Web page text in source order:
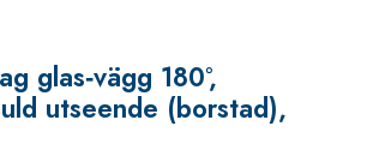
glas‑vägg 180°,
utseende (borstad),